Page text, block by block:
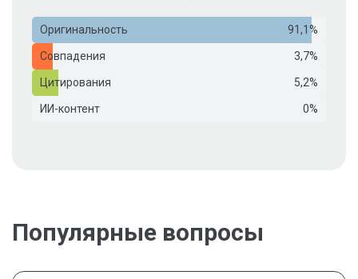
Оригинальность 91,1%
Совпадения 3,7%
Цитирования 5,2%
ИИ-контент 0%
Популярные вопросы